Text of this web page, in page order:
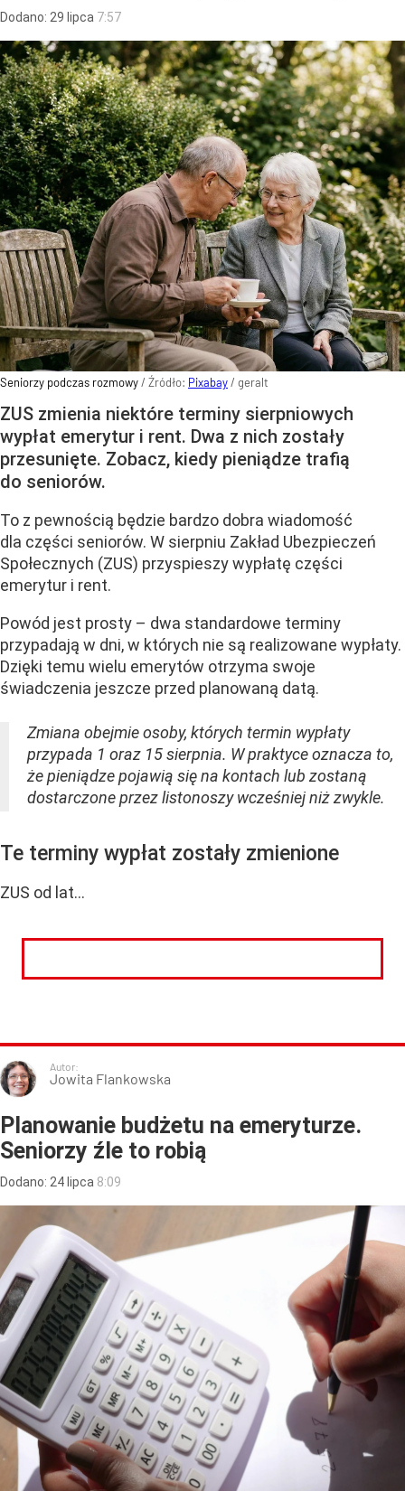
Dodano: 29 lipca 7:57
Seniorzy podczas rozmowy/ Źródło: Pixabay/ geralt
ZUS zmienia niektóre terminy sierpniowych
wypłat emerytur i rent. Dwa z nich zostały
przesunięte. Zobacz, kiedy pieniądze trafią
do seniorów.
To z pewnością będzie bardzo dobra wiadomość
dla części seniorów. W sierpniu Zakład Ubezpieczeń
Społecznych (ZUS) przyspieszy wypłatę części
emerytur i rent.
Powód jest prosty – dwa standardowe terminy
przypadają w dni, w których nie są realizowane wypłaty.
Dzięki temu wielu emerytów otrzyma swoje
świadczenia jeszcze przed planowaną datą.
Zmiana obejmie osoby, których termin wypłaty
przypada 1 oraz 15 sierpnia. W praktyce oznacza to,
że pieniądze pojawią się na kontach lub zostaną
dostarczone przez listonoszy wcześniej niż zwykle.
Te terminy wypłat zostały zmienione
ZUS od lat...
Autor:
Jowita Flankowska
Planowanie budżetu na emeryturze.
Seniorzy źle to robią
Dodano: 24 lipca 8:09